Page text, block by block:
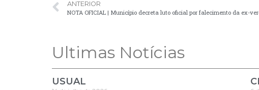
ANTERIOR
NOTA OFICIAL | Município decreta luto oficial por falecimento da ex-
Ultimas Notícias
USUAL